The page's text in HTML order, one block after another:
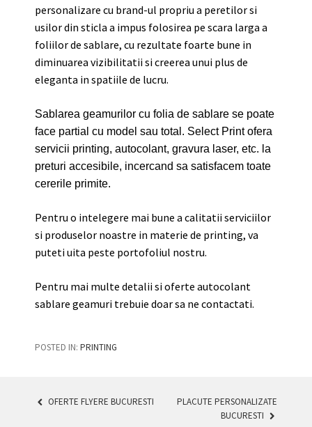
personalizare cu brand-ul propriu a peretilor si
usilor din sticla a impus folosirea pe scara larga a
foliilor de sablare, cu rezultate foarte bune in
diminuarea vizibilitatii si creerea unui plus de
eleganta in spatiile de lucru.
Sablarea geamurilor cu folia de sablare se poate
face partial cu model sau total. Select Print ofera
servicii printing, autocolant, gravura laser, etc. la
preturi accesibile, incercand sa satisfacem toate
cererile primite.
Pentru o intelegere mai bune a calitatii serviciilor
si produselor noastre in materie de printing, va
puteti uita peste portofoliul nostru.
Pentru mai multe detalii si oferte autocolant
sablare geamuri trebuie doar sa ne contactati.
POSTED IN: PRINTING
OFERTE FLYERE BUCURESTI
PLACUTE PERSONALIZATE
BUCURESTI